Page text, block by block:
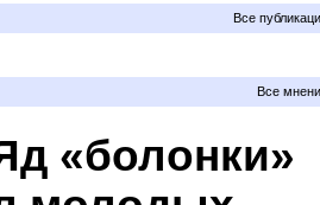
Все
Все
«болонки»